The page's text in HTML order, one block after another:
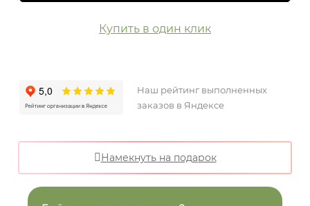
Купить в один клик
Наш рейтинг выполненных
заказов в Яндексе
Намекнуть на подарок